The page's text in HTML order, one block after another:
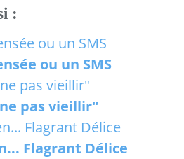
:
ou un SMS
pas vieillir"
Flagrant Délice